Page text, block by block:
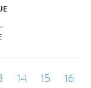
14 15
16